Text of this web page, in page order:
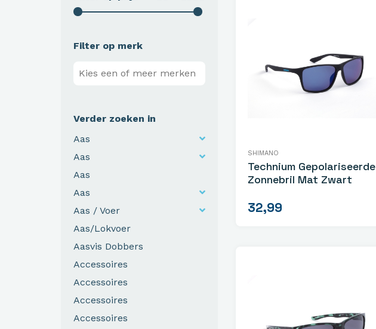
Filter op merk
Verder zoeken in
Aas
Aas
Aas
Aas
Aas / Voer
Aas/Lokvoer
Aasvis Dobbers
Accessoires
Accessoires
Accessoires
Accessoires
SHIMANO
Technium Gepolariseerde
Zonnebril Mat Zwart
32,99